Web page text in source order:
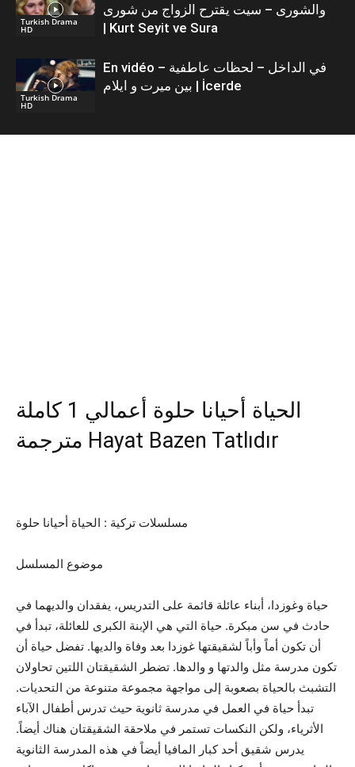
Turkish Drama
HD
والشورى – سيت يقترح الزواج من شورى
| Kurt Seyit ve Sura
Turkish Drama
HD
En vidéo – في الداخل – لحظات عاطفية
بين ميرت و ايلام | İcerde
الحياة أحيانا حلوة أعمالي 1 كاملة
مترجمة Hayat Bazen Tatlıdır
مسلسلات تركية : الحياة أحيانا حلوة
موضوع المسلسل
حياة وغوزدا، أبناء عائلة قائمة على التدريس، يفقدان والديهما في
حادث في سن مبكرة. حياة التي هي الإبنة الكبرى للعائلة، تبدأ في
أن تكون أماً وأباً لشقيقتها غوزدا بعد وفاة والديها. تفضل حياة أن
تكون مدرسة مثل والدتها و والدها. تضطر الشقيقتان اللتين تحاولان
التشبث بالحياة بصعوبة إلى مواجهة مجموعة متنوعة من التحديات.
تبدأ حياة في العمل في مدرسة ثانوية حيث تدرس أطفال الآباء
الأثرياء، ولكن النكسات تستمر في ملاحقة الشقيقتان هناك أيضاً.
يدرس شقيق أحد كبار المافيا أيضاً في هذه المدرسة الثانوية